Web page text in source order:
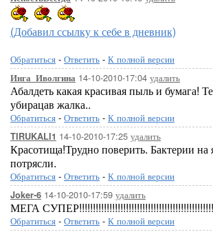
(Добавил ссылку к себе в дневник)
Обратиться - Ответить - К полной версии
Инга_Иволгина 14-10-2010-17:04 удалить
Абалдеть какая красивая пыль и бумага!
убирацав жалка..
Обратиться - Ответить - К полной версии
TIRUKALI1 14-10-2010-17:25 удалить
Красотища!Трудно поверить. Бактерии на
потрясли.
Обратиться - Ответить - К полной версии
Joker-6 14-10-2010-17:59 удалить
МЕГА
Обратиться - Ответить - К полной версии